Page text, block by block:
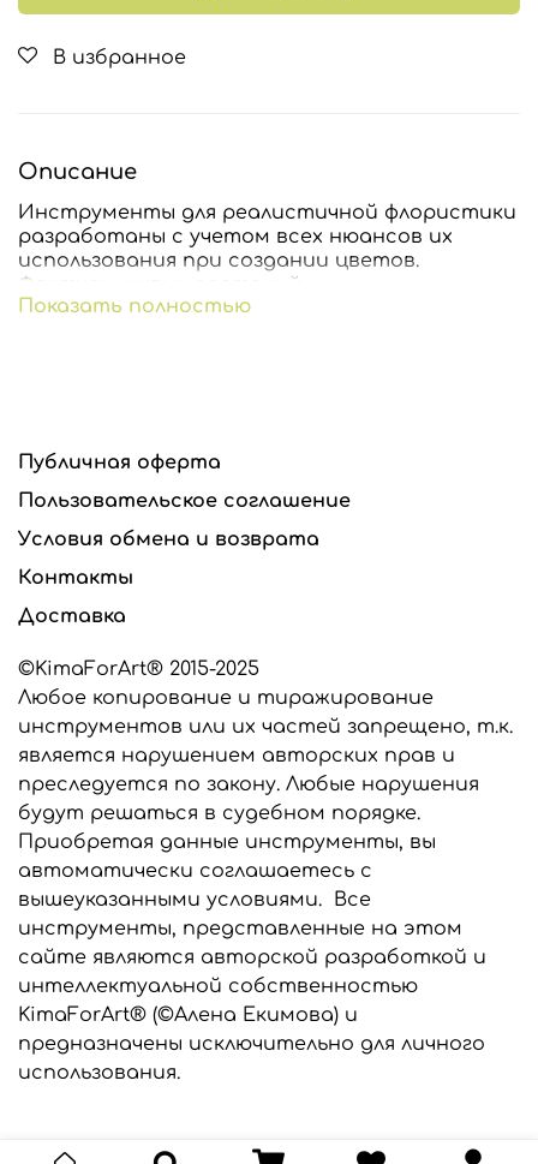
В избранное
Описание
Инструменты для реалистичной флористики
разработаны с учетом всех нюансов их
использования при создании цветов.
Фактуры живых растений.
Все инструменты изготавливаются из
высококачественного сырья производства США и
стран Евросоюза.
или универсальные вайнеры для работы с глиной и
фоамираном, сообщите об этом в комментарии к
заказу, мы выберем подходящий силикон для
Все инструменты, представленные в этом
интернет-магазине являются разработкой
©KimaForArt и защищены законом об
авторском праве. Предназначены только для
индивидуального использования. Любое
копирование и тиражирование
инструментов запрещено и преследуется по
закону.
Показать полностью
Публичная оферта
Пользовательское соглашение
Условия обмена и возврата
Контакты
Доставка
©KimaForArt® 2015-2025
Любое копирование и тиражирование
инструментов или их частей запрещено, т.к.
является нарушением авторских прав и
преследуется по закону. Любые нарушения
будут решаться в судебном порядке.
Приобретая данные инструменты, вы
автоматически соглашаетесь с
вышеуказанными условиями. Все
инструменты, представленные на этом
сайте являются авторской разработкой и
интеллектуальной собственностью
KimaForArt® (©Алена Екимова) и
предназначены исключительно для личного
использования.